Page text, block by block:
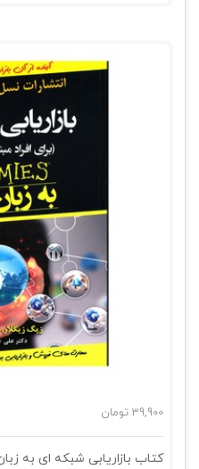
39,900 تومان
کتاب بازاریابی شبکه ای به